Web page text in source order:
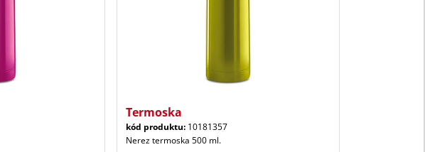
Termoska
kód produktu: 10181357
Nerez termoska 500 ml.